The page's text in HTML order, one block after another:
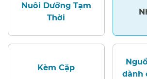
Nuôi Dưỡng Tạm
Thời​​
Kèm Cặp​​
dành